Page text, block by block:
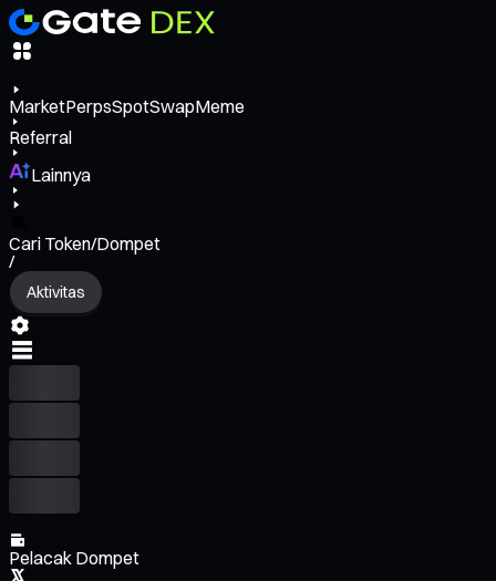
MarketPerpsSpotSwapMeme
Referral
Lainnya
Cari Token/Dompet
/
Aktivitas
Pelacak Dompet